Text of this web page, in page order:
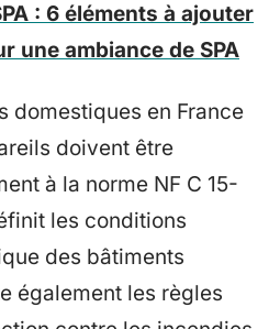
: 6 éléments à ajouter
une ambiance de SPA
domestiques en France
doivent être
à la norme NF C 15-
les conditions
des bâtiments
également les règles